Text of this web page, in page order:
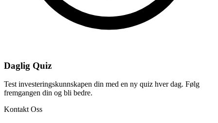
Daglig Quiz
Test investeringskunnskapen din med en ny quiz hver dag. Følg
fremgangen din og bli bedre.
Kontakt Oss